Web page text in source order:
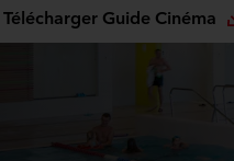
Télécharger Guide Cinéma